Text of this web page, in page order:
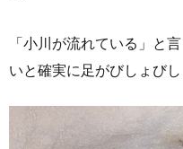
「小川が流れている」と
いと確実に足がびしょびし